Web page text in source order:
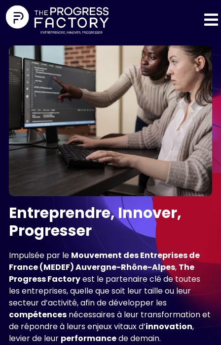
Entreprendre, Innover,
Progresser
Impulsée par le Mouvement des Entreprises de
France (MEDEF) Auvergne-Rhône-Alpes, The
Progress Factoryest le partenaire clé de toutes
les entreprises, quelle que soit leur taille ou leur
secteur d’activité, afin de développer les
compétences nécessaires à leur transformation et
de répondre à leurs enjeux vitaux d’innovation,
levier de leur performancede demain.